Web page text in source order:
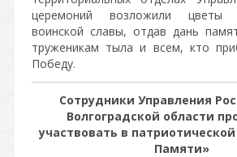
церемоний возложили цветы
воинской славы, отдав дань
труженикам тыла и всем, кто
Победу.
Сотрудники Управления
Волгоградской области
участвовать в
Памяти»